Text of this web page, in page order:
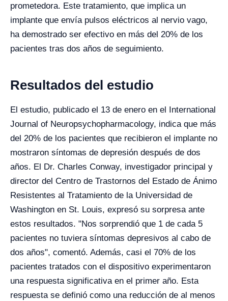
prometedora. Este tratamiento, que implica un
implante que envía pulsos eléctricos al nervio vago,
ha demostrado ser efectivo en más del 20% de los
pacientes tras dos años de seguimiento.
Resultados del estudio
El estudio, publicado el 13 de enero en el International
Journal of Neuropsychopharmacology, indica que más
del 20% de los pacientes que recibieron el implante no
mostraron síntomas de depresión después de dos
años. El Dr. Charles Conway, investigador principal y
director del Centro de Trastornos del Estado de Ánimo
Resistentes al Tratamiento de la Universidad de
Washington en St. Louis, expresó su sorpresa ante
estos resultados. "Nos sorprendió que 1 de cada 5
pacientes no tuviera síntomas depresivos al cabo de
dos años", comentó. Además, casi el 70% de los
pacientes tratados con el dispositivo experimentaron
una respuesta significativa en el primer año. Esta
respuesta se definió como una reducción de al menos